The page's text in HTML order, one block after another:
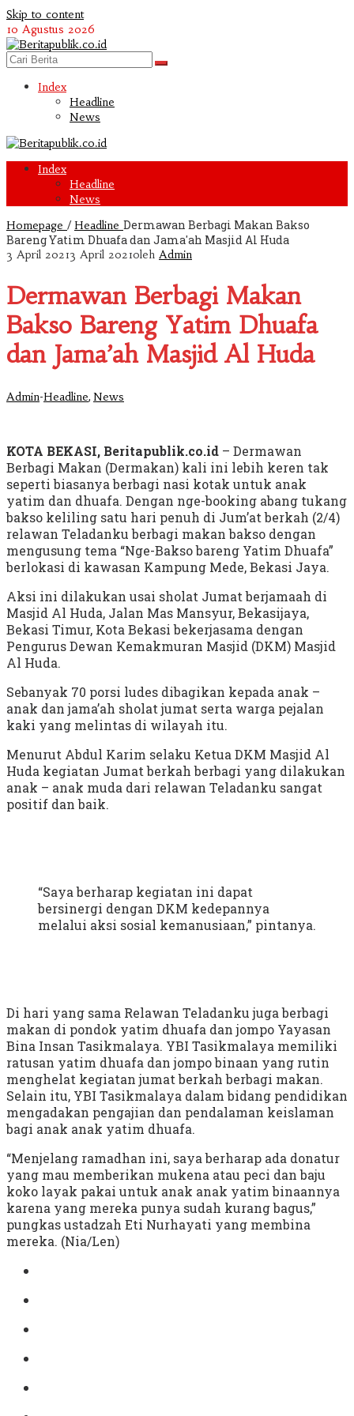
Skip to content
10 Agustus 2026
Index
Headline
News
Index
Headline
News
Homepage /Headline Dermawan Berbagi Makan Bakso
Bareng Yatim Dhuafa dan Jama'ah Masjid Al Huda
3 April 20213 April 2021oleh Admin
Dermawan Berbagi Makan
Bakso Bareng Yatim Dhuafa
dan Jama’ah Masjid Al Huda
Admin-Headline, News
KOTA BEKASI, Beritapublik.co.id – Dermawan
Berbagi Makan (Dermakan) kali ini lebih keren tak
seperti biasanya berbagi nasi kotak untuk anak
yatim dan dhuafa. Dengan nge-booking abang tukang
bakso keliling satu hari penuh di Jum’at berkah (2/4)
relawan Teladanku berbagi makan bakso dengan
mengusung tema “Nge-Bakso bareng Yatim Dhuafa”
berlokasi di kawasan Kampung Mede, Bekasi Jaya.
Aksi ini dilakukan usai sholat Jumat berjamaah di
Masjid Al Huda, Jalan Mas Mansyur, Bekasijaya,
Bekasi Timur, Kota Bekasi bekerjasama dengan
Pengurus Dewan Kemakmuran Masjid (DKM) Masjid
Al Huda.
Sebanyak 70 porsi ludes dibagikan kepada anak –
anak dan jama’ah sholat jumat serta warga pejalan
kaki yang melintas di wilayah itu.
Menurut Abdul Karim selaku Ketua DKM Masjid Al
Huda kegiatan Jumat berkah berbagi yang dilakukan
anak – anak muda dari relawan Teladanku sangat
positif dan baik.
“Saya berharap kegiatan ini dapat
bersinergi dengan DKM kedepannya
melalui aksi sosial kemanusiaan,” pintanya.
Di hari yang sama Relawan Teladanku juga berbagi
makan di pondok yatim dhuafa dan jompo Yayasan
Bina Insan Tasikmalaya. YBI Tasikmalaya memiliki
ratusan yatim dhuafa dan jompo binaan yang rutin
menghelat kegiatan jumat berkah berbagi makan.
Selain itu, YBI Tasikmalaya dalam bidang pendidikan
mengadakan pengajian dan pendalaman keislaman
bagi anak anak yatim dhuafa.
“Menjelang ramadhan ini, saya berharap ada donatur
yang mau memberikan mukena atau peci dan baju
koko layak pakai untuk anak anak yatim binaannya
karena yang mereka punya sudah kurang bagus,”
pungkas ustadzah Eti Nurhayati yang membina
mereka. (Nia/Len)